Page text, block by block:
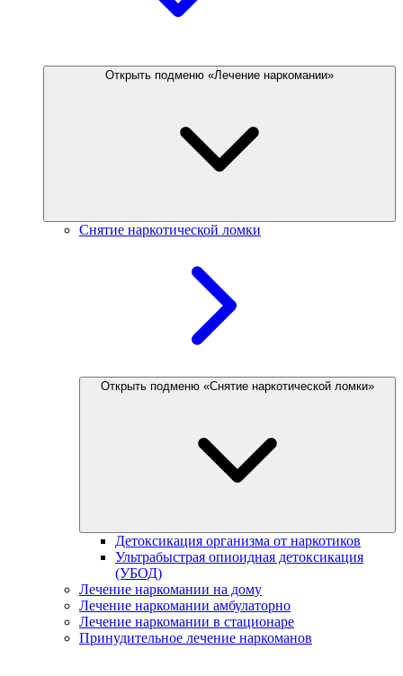
Открыть подменю «Лечение наркомании»
Снятие наркотической ломки
Открыть подменю «Снятие наркотической ломки»
Детоксикация организма от наркотиков
Ультрабыстрая опиоидная детоксикация
(УБОД)
Лечение наркомании на дому
Лечение наркомании амбулаторно
Лечение наркомании в стационаре
Принудительное лечение наркоманов